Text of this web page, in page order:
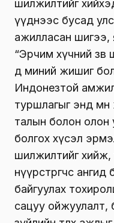
шилжилтийг
үүднээс бусад
ажилласан шигээ,
“Эрчим хүчний
д миний жишиг
Индонезтой
туршлагыг энд
талын болон олон
болгох хүсэл
шилжилтийг хийж,
нүүрстөрөгчөөс
байгуулах
сацуу ойжуулалт,